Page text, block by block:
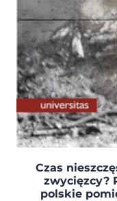
Czas
zwycięzcy?
polskie